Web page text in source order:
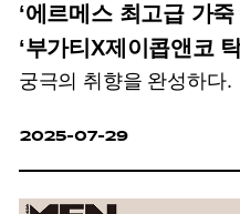
‘에르메스 최고급 가죽
‘부가티X제이콥앤코
라이프 아이템?
궁극의 취향을 완성하다.
2025-07-29